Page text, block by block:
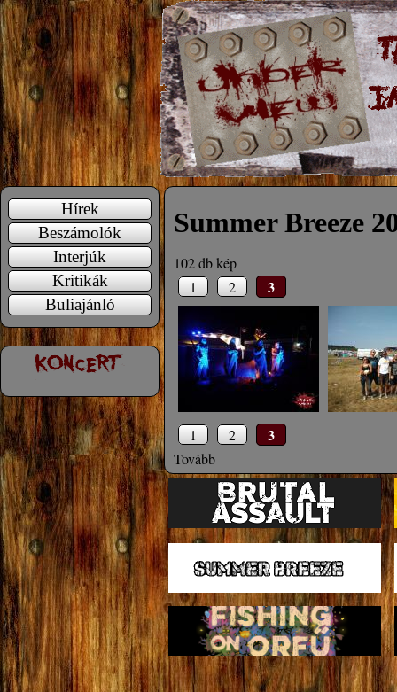
Hírek
Beszámolók
Interjúk
Kritikák
Buliajánló
Summer Breeze
102 db kép
1
2 3
1 2 3
Tovább